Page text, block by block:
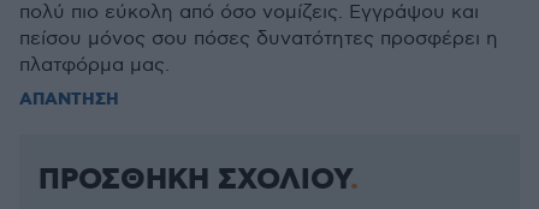
πολύ πιο εύκολη από όσο νομίζεις. Εγγράψου και
πείσου μόνος σου πόσες δυνατότητες προσφέρει η
πλατφόρμα μας.
ΑΠΑΝΤΗΣΗ
ΠΡΟΣΘΗΚΗ ΣΧΟΛΙΟΥ